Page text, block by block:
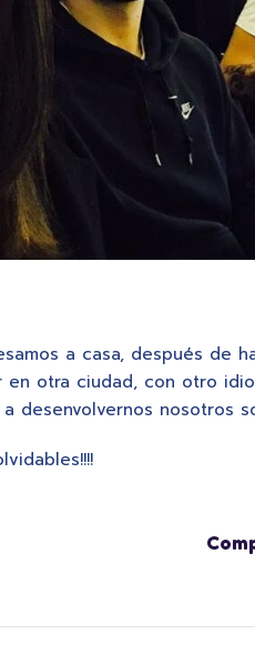
a casa, después de
otra ciudad, con otro
desenvolvernos nosotros